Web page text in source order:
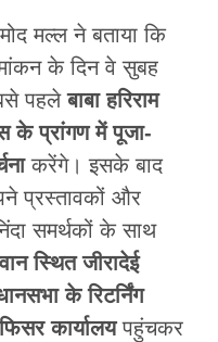
मल्ल ने बताया कि
के दिन वे सुबह
पहलेबाबा हरिराम
के प्रांगण में पूजा-
करेंगे। इसके बाद
प्रस्तावकों और
समर्थकों के साथ
स्थित जीरादेई
के रिटर्निंग
कार्यालयपहुंचकर